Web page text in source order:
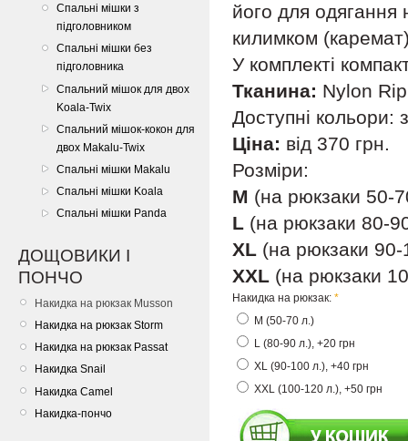
Спальні мішки з
підголовником
Спальні мішки без
підголовника
Спальний мішок для двох
Koala-Twix
Спальний мішок-кокон для
двох Makalu-Twix
Спальні мішки Makalu
Спальні мішки Koala
Спальні мішки Panda
ДОЩОВИКИ І
ПОНЧО
Накидка на рюкзак Musson
Накидка на рюкзак Storm
Накидка на рюкзак Passat
Накидка Snail
Накидка Camel
Накидка-пончо
його для одягання
килимком
У комплекті
Тканина: Nylon
Доступні кольори:
Ціна: від 370 грн.
Розміри:
М (на рюкзаки 50-
L (на рюкзаки 80-
XL (на рюкзаки 90-
XXL (на рюкзаки
Накидка на рюкзак: *
М (50-70 л.)
L (80-90 л.), +20 грн
XL (90-100 л.), +40 грн
XXL (100-120 л.), +50 грн